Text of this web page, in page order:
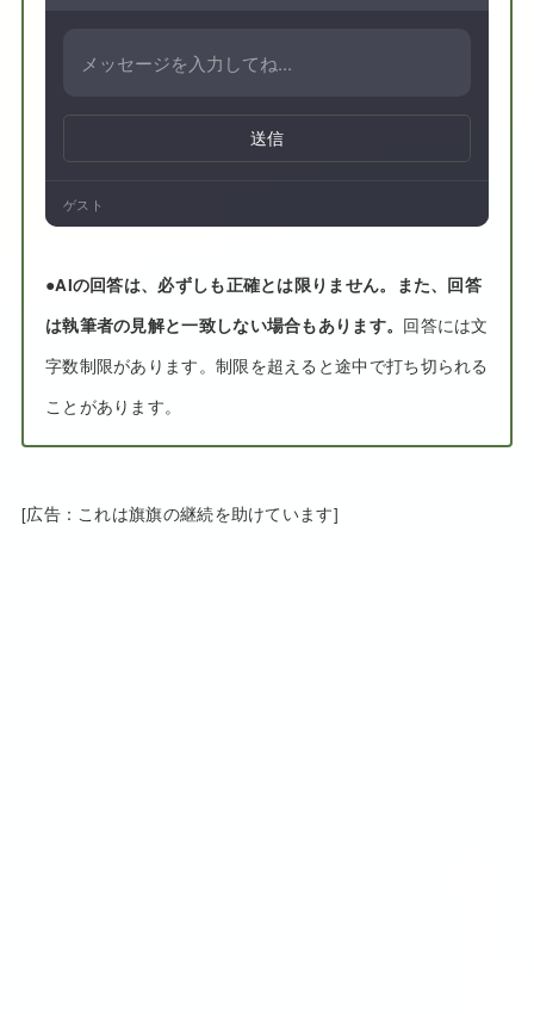
送信
ゲスト
●AIの回答は、必ずしも正確とは限りません。また、回答
は執筆者の見解と一致しない場合もあります。 回答には文
字数制限があります。制限を超えると途中で打ち切られる
ことがあります。
[広告：これは旗旗の継続を助けています]